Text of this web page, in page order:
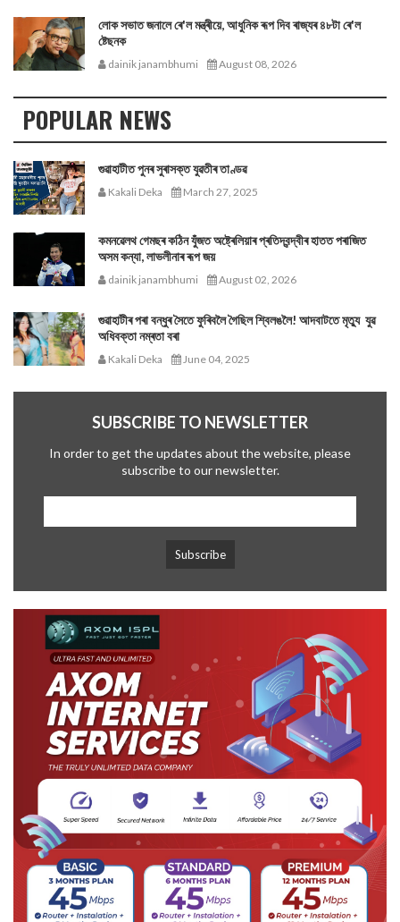
লোক সভাত জনালে ৰে'ল মন্ত্ৰীয়ে, আধুনিক ৰূপ দিব ৰাজ্যৰ ৪৮টা ৰে'ল
ষ্টেছনক
dainik janambhumi August 08, 2026
POPULAR NEWS
গুৱাহাটীত পুনৰ সুৰাসক্ত যুৱতীৰ তাণ্ডৱ
Kakali Deka March 27, 2025
কমনৱেলথ গেমছৰ কঠিন যুঁজত অষ্ট্ৰেলিয়াৰ প্ৰতিদ্বন্দ্বীৰ হাতত পৰাজিত
অসম কন্যা, লাভলীনাৰ ৰূপ জয়
dainik janambhumi August 02, 2026
গুৱাহাটীৰ পৰা বন্ধুৰ সৈতে ফুৰিবলৈ গৈছিল শ্বিলঙলৈ! আদবাটতে মৃত্যু যুৱ
অধিবক্তা নম্ৰতা বৰা
Kakali Deka June 04, 2025
SUBSCRIBE TO NEWSLETTER
In order to get the updates about the website, please
subscribe to our newsletter.